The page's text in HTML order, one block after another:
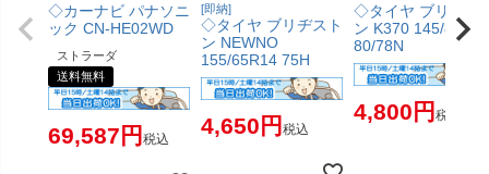
◇カーナビ パナソニ
ック CN-HE02WD
ストラーダ
送料無料
69,587 税込
[即納]
◇タイヤ ブリヂスト
ン NEWNO
155/65R14 75H
4,650 税込
◇タイヤ ブリヂス
ン K370 145/80R12
80/78N
4,800 税込